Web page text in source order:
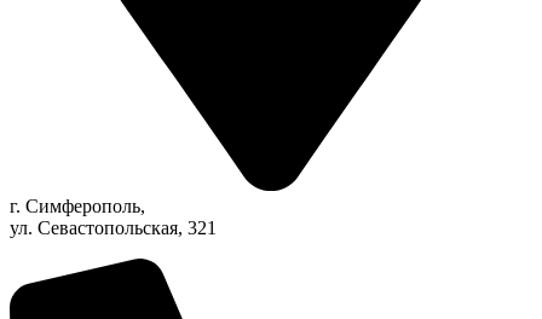
г. Симферополь,
ул. Севастопольская, 321